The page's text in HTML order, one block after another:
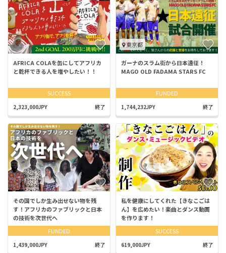
AFRICA COLAを缶にしてアフリカ
と乾杯できる人を増やしたい！！
SUCCESS
2,323,000JPY 終了
東京都
ガーナのスラム街から日本遠征！
MAGO OLD FADAMA STARS FC
FUNDED
1,744,232JPY 終了
その国でしか生み出せない物を残
す！アフリカのファブリックと日本
の技術を次世代へ
FUNDED
1,439,000JPY 終了
私を健康にしてくれた【きなこごは
ん】を広めたい！楽曲とダンス動画
を作ります！
SUCCESS
619,000JPY 終了